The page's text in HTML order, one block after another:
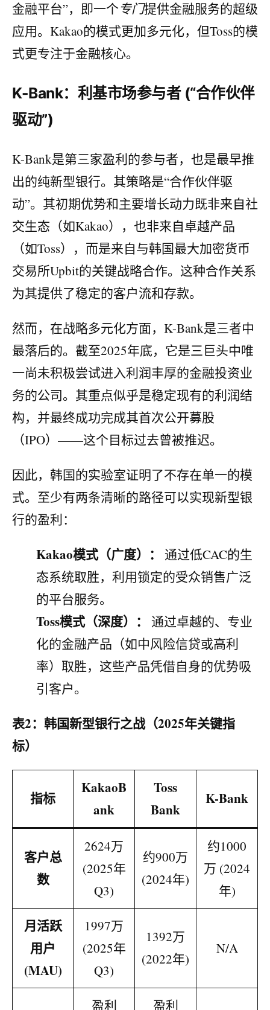
金融平台”，即一个专门提供金融服务的超级
应用。Kakao的模式更加多元化，但Toss的模
式更专注于金融核心。
K-Bank：利基市场参与者 (“合作伙伴
驱动”)
K-Bank是第三家盈利的参与者，也是最早推
出的纯新型银行。其策略是“合作伙伴驱
动”。其初期优势和主要增长动力既非来自社
交生态（如Kakao），也非来自卓越产品
（如Toss），而是来自与韩国最大加密货币
交易所Upbit的关键战略合作。这种合作关系
为其提供了稳定的客户流和存款。
然而，在战略多元化方面，K-Bank是三者中
最落后的。截至2025年底，它是三巨头中唯
一尚未积极尝试进入利润丰厚的金融投资业
务的公司。其重点似乎是稳定现有的利润结
构，并最终成功完成其首次公开募股
（IPO）——这个目标过去曾被推迟。
因此，韩国的实验室证明了不存在单一的模
式。至少有两条清晰的路径可以实现新型银
行的盈利：
Kakao模式（广度）：
通过低CAC的生
态系统取胜，利用锁定的受众销售广泛
的平台服务。
Toss模式（深度）：
通过卓越的、专业
化的金融产品（如中风险信贷或高利
率）取胜，这些产品凭借自身的优势吸
引客户。
表2：韩国新型银行之战（2025年关键指
标）
指标
KakaoB
ank
Toss
Bank
K-Bank
客户总
数
2624万
(2025年
Q3)
约900万
(2024年)
约1000
万 (2024
年)
月活跃
用户
(MAU)
1997万
(2025年
Q3)
1392万
(2022年)
N/A
盈利 盈利